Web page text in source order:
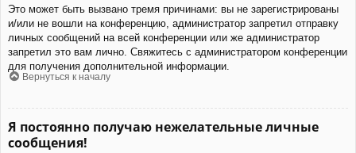
Это может быть вызвано тремя причинами: вы не зарегистрированы
и/или не вошли на конференцию, администратор запретил отправку
личных сообщений на всей конференции или же администратор
запретил это вам лично. Свяжитесь с администратором конференции
для получения дополнительной информации.
Вернуться к началу
Я постоянно получаю нежелательные личные
сообщения!